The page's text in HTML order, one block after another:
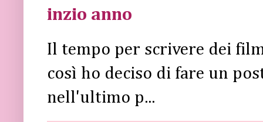
inzio anno
Il tempo per scrivere dei
così ho deciso di fare un
nell'ultimo p...